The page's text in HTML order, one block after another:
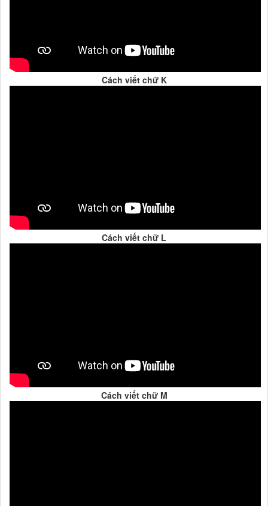
Cách viết chữ K
Cách viết chữ L
Cách viết chữ M